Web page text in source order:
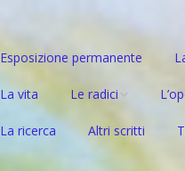
Esposizione permanente
La vita Le radici
Il ramo paterno –
La ricerca Altri scritti